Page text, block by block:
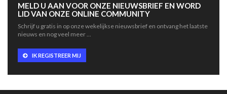
13 juli 2026 - 07:56
TIM-HF3: spraakgestuurde AI presteert beter dan
gewichtscontrole bij het voorspellen van
hartdecompensatie
10 juli 2026 - 12:25
voorzichtigheid bij verspreiden van informatie
MELD U AAN VOOR ONZE NIEUWSBRIEF EN WORD
LID VAN ONZE ONLINE COMMUNITY
Schrijf u gratis in op onze wekelijkse nieuwsbrief en ontvang het laatste
nieuws en nog veel meer ...
IK REGISTREER MIJ